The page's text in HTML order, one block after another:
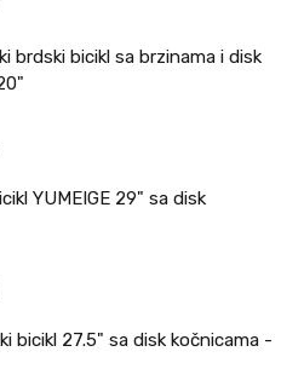
brdski bicikl sa brzinama i disk
YUMEIGE 29" sa disk
bicikl 27.5" sa disk kočnicama -